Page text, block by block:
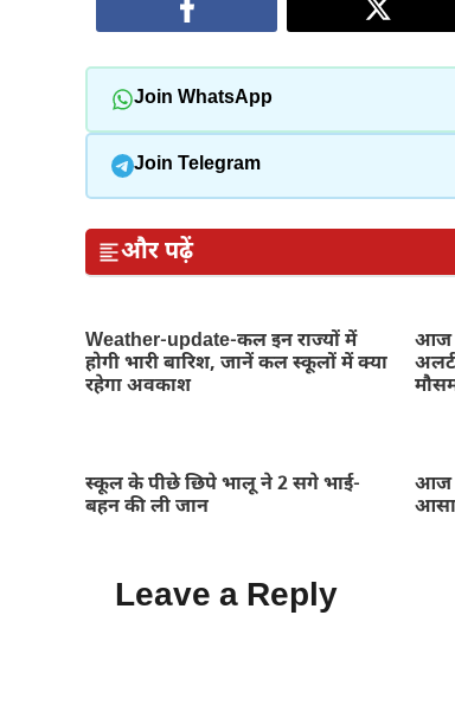
Join WhatsApp
Join Telegram
और पढ़ें
Weather-update-कल इन राज्यों में
होगी भारी बारिश, जानें कल स्कूलों में क्या
रहेगा अवकाश
आज
स्कूल के पीछे छिपे भालू ने 2 सगे भाई-
बहन की ली जान
आज
Leave a Reply